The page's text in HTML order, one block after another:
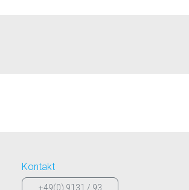
Kontakt
+49(0) 9131 / 93